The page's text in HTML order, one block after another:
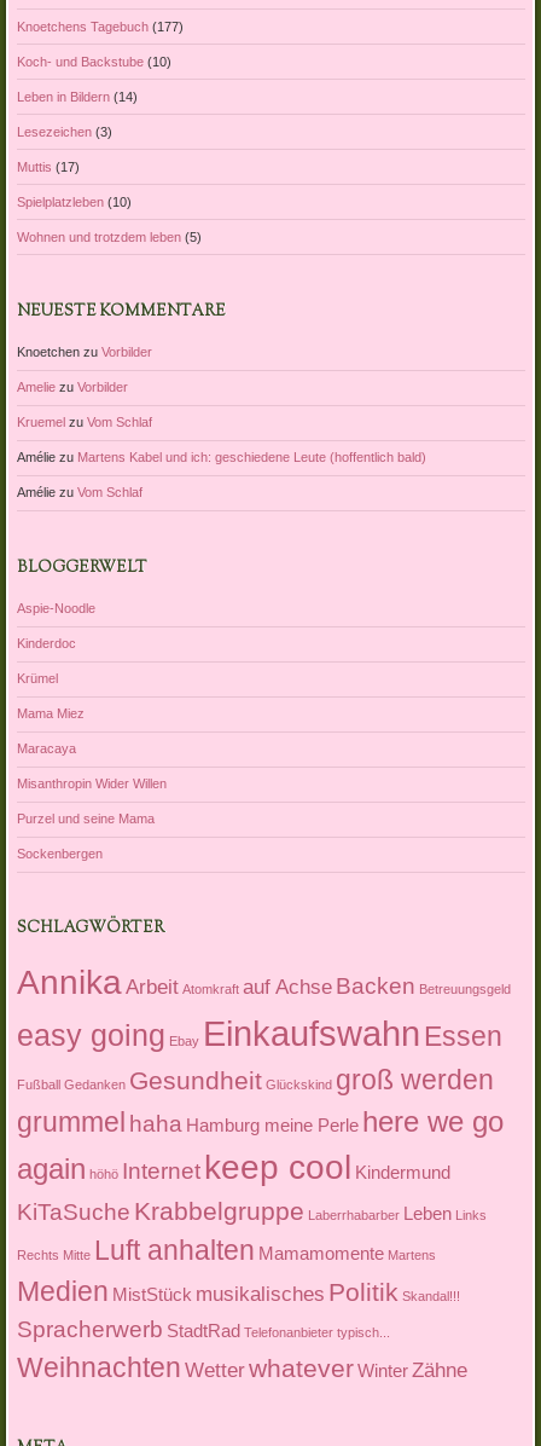
Knoetchens Tagebuch(177)
Koch- und Backstube(10)
Leben in Bildern(14)
Lesezeichen(3)
Muttis (17)
Spielplatzleben(10)
Wohnen und trotzdem leben(5)
NEUESTE KOMMENTARE
Knoetchenzu Vorbilder
Ameliezu Vorbilder
Kruemel zu Vom Schlaf
Améliezu Martens Kabel und ich: geschiedene Leute (hoffentlich bald)
Améliezu Vom Schlaf
BLOGGERWELT
Aspie-Noodle
Kinderdoc
Krümel
Mama Miez
Maracaya
Misanthropin Wider Willen
Purzel und seine Mama
Sockenbergen
SCHLAGWÖRTER
AnnikaArbeit Atomkraft auf Achse Backen Betreuungsgeld
easy going Ebay Einkaufswahn Essen
Fußball Gedanken Gesundheit Glückskind groß werden
grummel haha Hamburg meine Perle here we go
again höhö Internet keep cool Kindermund
KiTaSuche Krabbelgruppe Laberrhabarber Leben Links
Rechts Mitte Luft anhalten Mamamomente Martens
Medien MistStück musikalisches Politik Skandal!!!
Spracherwerb StadtRad Telefonanbieter typisch...
Weihnachten Wetterwhatever Winter Zähne